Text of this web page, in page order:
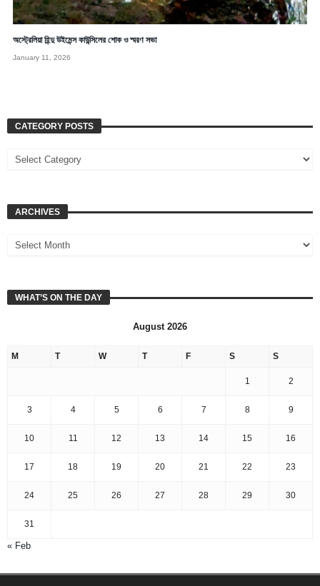
অস্ট্রেলিয়া হিন্দু উইমেন্স কাউন্সিলের শোক ও স্মরণ সভা
January 11, 2026
CATEGORY POSTS
ARCHIVES
WHAT’S ON THE DAY
August 2026
M T W T F S S
1 2
3 4 5 6 7 8 9
10 11 12 13 14 15 16
17 18 19 20 21 22 23
24 25 26 27 28 29 30
31
« Feb